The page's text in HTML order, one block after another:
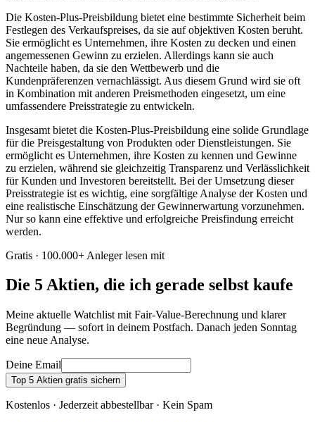
Die Kosten-Plus-Preisbildung bietet eine bestimmte Sicherheit beim
Festlegen des Verkaufspreises, da sie auf objektiven Kosten beruht.
Sie ermöglicht es Unternehmen, ihre Kosten zu decken und einen
angemessenen Gewinn zu erzielen. Allerdings kann sie auch
Nachteile haben, da sie den Wettbewerb und die
Kundenpräferenzen vernachlässigt. Aus diesem Grund wird sie oft
in Kombination mit anderen Preismethoden eingesetzt, um eine
umfassendere Preisstrategie zu entwickeln.
Insgesamt bietet die Kosten-Plus-Preisbildung eine solide Grundlage
für die Preisgestaltung von Produkten oder Dienstleistungen. Sie
ermöglicht es Unternehmen, ihre Kosten zu kennen und Gewinne
zu erzielen, während sie gleichzeitig Transparenz und Verlässlichkeit
für Kunden und Investoren bereitstellt. Bei der Umsetzung dieser
Preisstrategie ist es wichtig, eine sorgfältige Analyse der Kosten und
eine realistische Einschätzung der Gewinnerwartung vorzunehmen.
Nur so kann eine effektive und erfolgreiche Preisfindung erreicht
werden.
Gratis · 100.000+ Anleger lesen mit
Die 5 Aktien, die ich gerade selbst kaufe
Meine aktuelle Watchlist mit Fair-Value-Berechnung und klarer
Begründung — sofort in deinem Postfach. Danach jeden Sonntag
eine neue Analyse.
Deine Email
Top 5 Aktien gratis sichern
Kostenlos · Jederzeit abbestellbar · Kein Spam